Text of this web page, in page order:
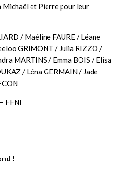
Michaël et Pierre pour leur
/ Maéline FAURE / Léane
GRIMONT / Julia RIZZO /
MARTINS / Emma BOIS / Elisa
/ Léna GERMAIN / Jade
FFNI
!